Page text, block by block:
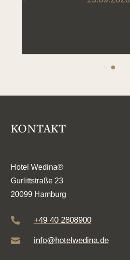
KONTAKT
Hotel Wedina®
Gurlittstraße 23
20099 Hamburg
 +49 40 2808900
 info@hotelwedina.de